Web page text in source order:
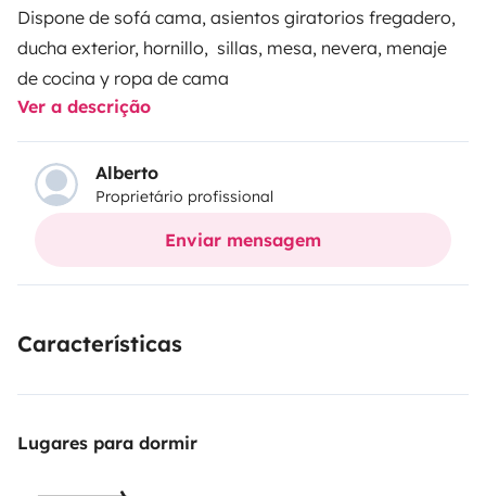
Dispone de sofá cama, asientos giratorios fregadero,
ducha exterior, hornillo, sillas, mesa, nevera, menaje
de cocina y ropa de cama
Ver a descrição
Alberto
Proprietário profissional
Enviar mensagem
Características
Lugares para dormir